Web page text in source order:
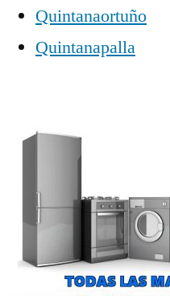
Quintanaortuño
Quintanapalla